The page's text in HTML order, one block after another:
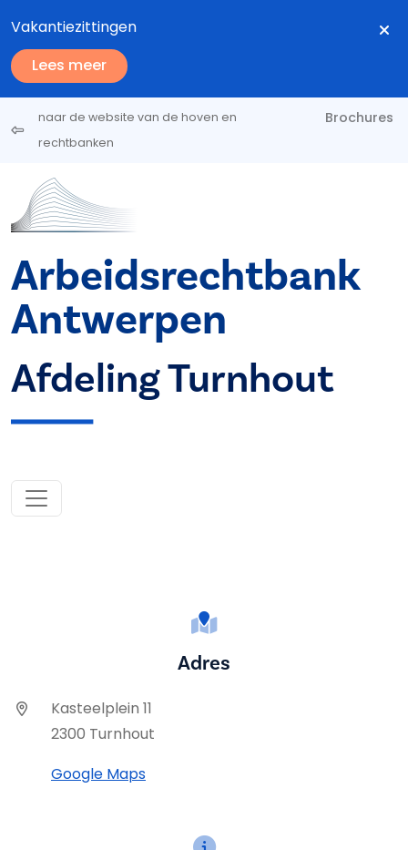
Vakantiezittingen
Lees meer
naar de website van de hoven en
rechtbanken
Brochures
Arbeidsrechtbank
Antwerpen
Afdeling Turnhout
Adres
Kasteelplein 11
2300 Turnhout
Google Maps